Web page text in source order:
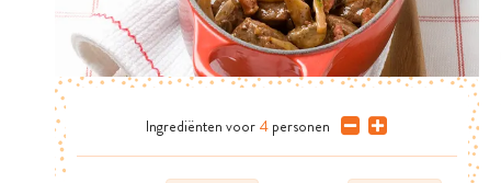
Ingrediënten voor 4 personen